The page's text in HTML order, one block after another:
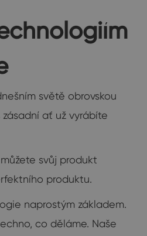
světě obrovskou
ať už vyrábíte
svůj produkt
produktu.
naprostým základem.
co děláme. Naše